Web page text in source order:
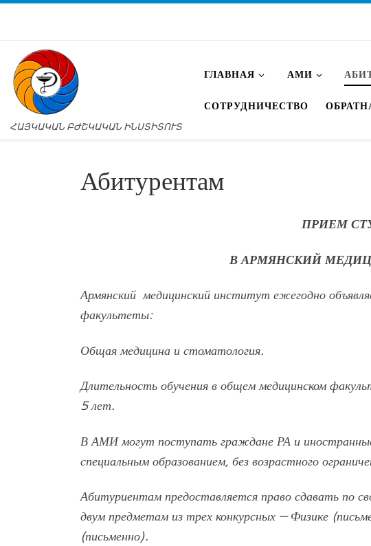
ՀԱՅԿԱԿԱՆ ԲԺՇԿԱԿԱՆ ԻՆՍՏԻՏՈՒՏ
ГЛАВНАЯ АМИ
СОТРУДНИЧЕСТВО
Абитурентам
ПРИЕМ
В АРМЯНСКИЙ
Армянский медицинский институт ежегодно
факультеты:
Общая медицина и стоматология.
Длительность обучения в общем медицинском
5 лет.
В АМИ могут поступать граждане РА и
специальным образованием, без возрастного
Абитуриентам предоставляется право сдавать по
двум предметам из трех конкурсных — Физике
(письменно).